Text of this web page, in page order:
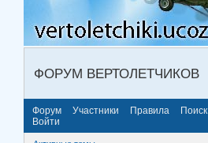
ФОРУМ ВЕРТОЛЕТЧИКОВ
Форум Участники Правила Поиск
Войти